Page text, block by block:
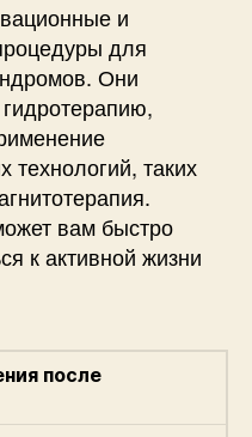
и
для
Они
технологий, таких
вам быстро
к активной жизни
после